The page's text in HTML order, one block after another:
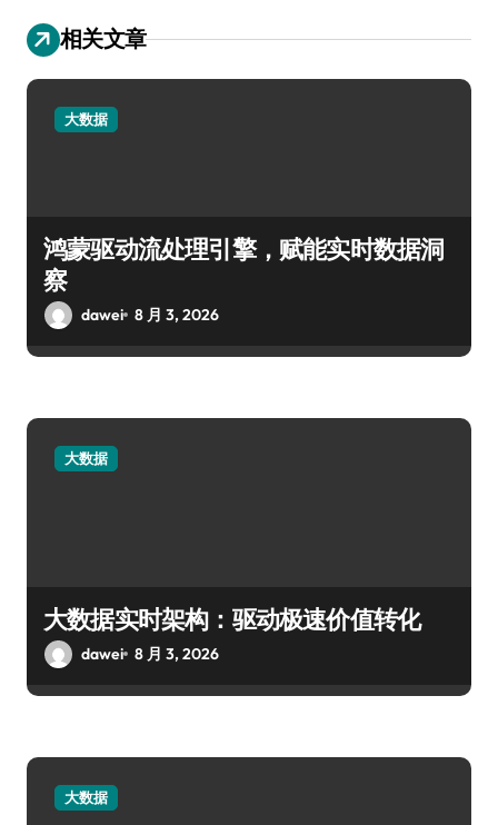
相关文章
大数据
鸿蒙驱动流处理引擎，赋能实时数据洞
察
dawei 8 月 3, 2026
大数据
大数据实时架构：驱动极速价值转化
dawei 8 月 3, 2026
大数据